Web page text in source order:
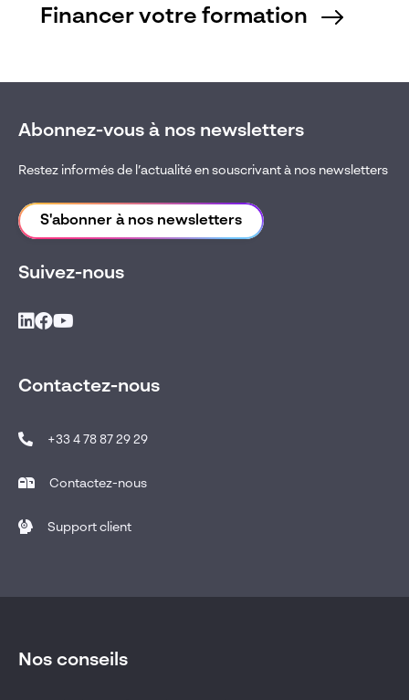
Financer votre formation
Abonnez-vous à nos newsletters
Restez informés de l’actualité en souscrivant à nos newsletters
S'abonner à nos newsletters
Suivez-nous
Contactez-nous
+33 4 78 87 29 29
Contactez-nous
Support client
Nos conseils